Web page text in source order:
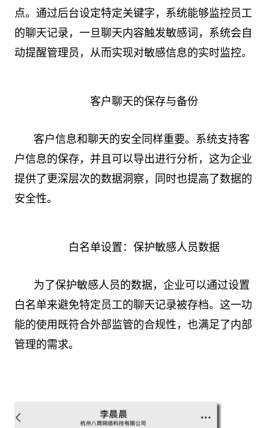
点。通过后台设定特定关键字，系统能够监控员工
的聊天记录，一旦聊天内容触发敏感词，系统会自
动提醒管理员，从而实现对敏感信息的实时监控。
客户聊天的保存与备份
客户信息和聊天的安全同样重要。系统支持客
户信息的保存，并且可以导出进行分析，这为企业
提供了更深层次的数据洞察，同时也提高了数据的
安全性。
白名单设置：保护敏感人员数据
为了保护敏感人员的数据，企业可以通过设置
白名单来避免特定员工的聊天记录被存档。这一功
能的使用既符合外部监管的合规性，也满足了内部
管理的需求。